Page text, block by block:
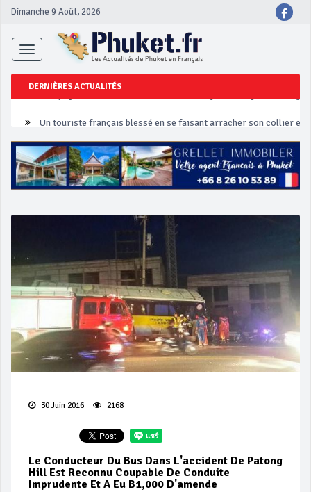
Dimanche 9 Août, 2026
Toggle
navigation
DERNIÈRES ACTUALITÉS
Phuket Peranakan Festival
‘Phuket Eye’ assurera la sécurité pendant Songkran
Campagne de sécurité routière ‘Seven Days of Danger’ de
30 Juin 2016 2168
Le Conducteur Du Bus Dans L'accident De Patong
Hill Est Reconnu Coupable De Conduite
Imprudente Et A Eu B1,000 D'amende